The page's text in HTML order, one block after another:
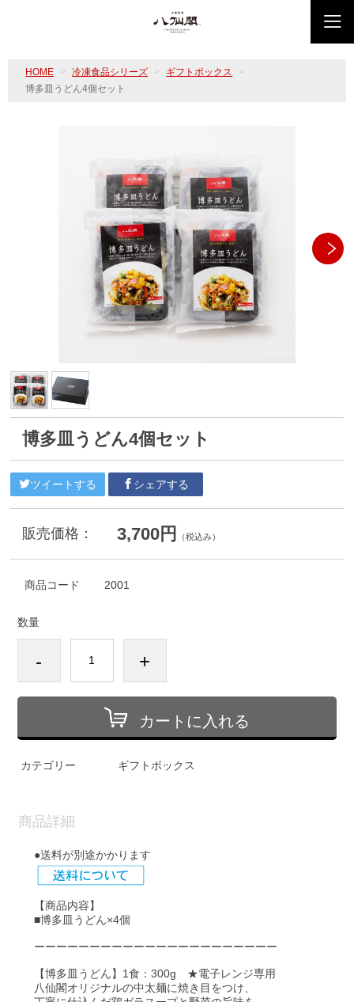
HOME 冷凍食品シリーズ
ギフトボックス
博多皿うどん4個セット
博多皿うどん4個セット
ツイートする シェアする
販売価格： 3,700円 （税込み）
商品コード 2001
数量
- +
カートに入れる
カテゴリー ギフトボックス
商品詳細
●送料が別途かかります
【商品内容】
■博多皿うどん×4個
ーーーーーーーーーーーーーーーーーーーーーー
【博多皿うどん】1食：300g ★電子レンジ専用
八仙閣オリジナルの中太麺に焼き目をつけ、